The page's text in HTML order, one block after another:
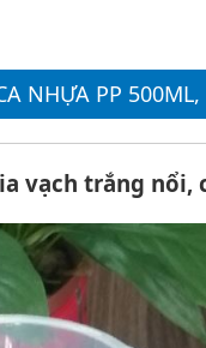
NHỰA PP
vạch trắng